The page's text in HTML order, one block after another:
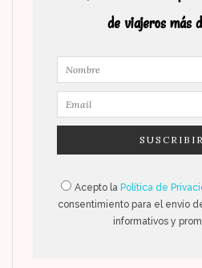
de viajeros más
Acepto la Política de
consentimiento para el envío
informativos y